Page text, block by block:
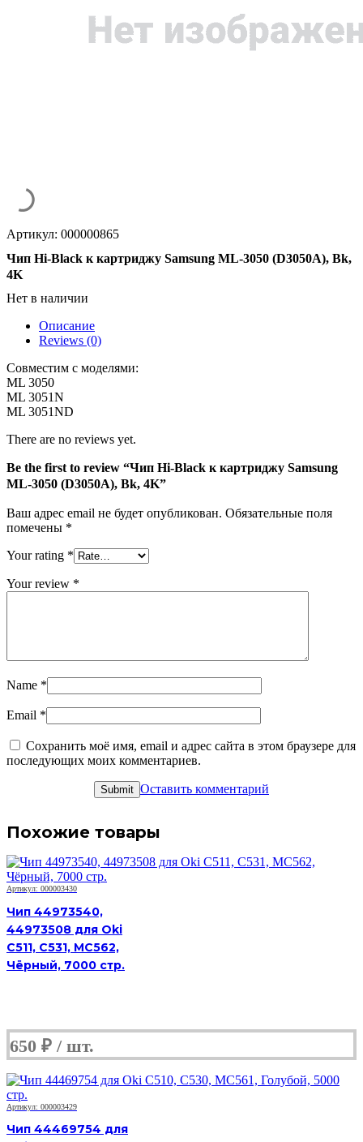
Артикул: 000000865
Чип Hi-Black к картриджу Samsung ML-3050 (D3050A), Bk,
4K
Нет в наличии
Описание
Reviews (0)
Совместим с моделями:
ML 3050
ML 3051N
ML 3051ND
There are no reviews yet.
Be the first to review “Чип Hi-Black к картриджу Samsung
ML-3050 (D3050A), Bk, 4K”
Ваш адрес email не будет опубликован. Обязательные поля
помечены *
Your rating *
Your review *
Name *
Email *
Сохранить моё имя, email и адрес сайта в этом браузере для
последующих моих комментариев.
Оставить комментарий
Похожие товары
Артикул: 000003430
Чип 44973540,
44973508 для Oki
C511, C531, MC562,
Чёрный, 7000 стр.
650 ₽
Артикул: 000003429
Чип 44469754 для